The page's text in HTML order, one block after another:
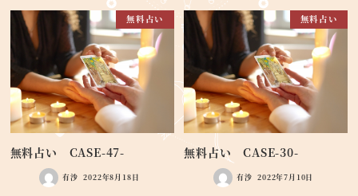
無料占い
無料占い CASE-47-
有沙 2022年8月18日
無料占い
無料占い CASE-30-
有沙 2022年7月10日